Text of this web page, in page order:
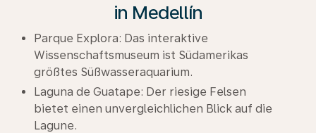
in Medellín
Parque Explora: Das interaktive
Wissenschaftsmuseum ist Südamerikas
größtes Süßwasseraquarium.
Laguna de Guatape: Der riesige Felsen
bietet einen unvergleichlichen Blick auf die
Lagune.